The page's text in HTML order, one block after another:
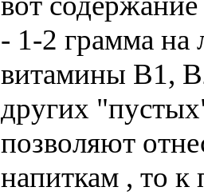
- 1-2 грамма на
витамины В1,
других
позволяют
напиткам , то к